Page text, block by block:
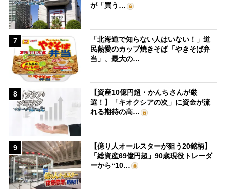
が「買う…
7
「北海道で知らない人はいない！」道
民熱愛のカップ焼きそば「やきそば弁
当」、最大の…
8
【資産10億円超・かんちさんが厳
選！】「キオクシアの次」に資金が流
れる期待の高…
9
【億り人オールスターが狙う20銘柄】
「総資産69億円超」90歳現役トレーダ
ーから“10…